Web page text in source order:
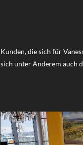
Kunden, die sich für
sich unter Anderem auch